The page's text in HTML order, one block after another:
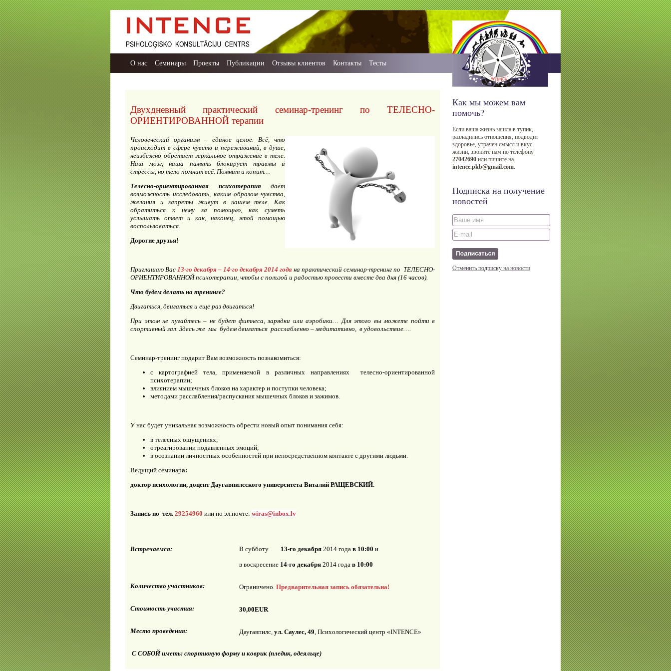
О нас Семинары Проекты Публикации Отзывы клиентов Контакты Тесты
Двухдневный практический семинар-тренинг по ТЕЛЕСНО-
ОРИЕНТИРОВАННОЙ терапии
Человеческий организм – единое целое. Всё, что
происходит в сфере чувств и переживаний, в душе,
неизбежно обретает зеркальное отражение в теле.
Наш мозг, наша память блокирует травмы и
стрессы, но тело помнит всё. Помнит и копит…
Телесно-ориентированная психотерапиядаёт
возможность исследовать, каким образом чувства,
желания и запреты живут в нашем теле. Как
обратиться к нему за помощью, как суметь
услышать ответ и как, наконец, этой помощью
воспользоваться.
Дорогие друзья!
Приглашаю Вас 13-го декабря – 14-го декабря 2014 года на практический семинар-тренинг по ТЕЛЕСНО-
ОРИЕНТИРОВАННОЙ психотерапии, чтобы с пользой и радостью провести вместе два дня (16 часов).
Что будем делать на тренинге?
Двигаться, двигаться и еще раз двигаться!
При этом не пугайтесь – не будет фитнеса, зарядки или аэробики… Для этого вы можете пойти в
спортивный зал. Здесь же мы будем двигаться расслабленно – медитативно, в удовольствие….
Семинар-тренинг подарит Вам возможность познакомиться:
с картографией тела, применяемой в различных направлениях телесно-ориентированной
психотерапии;
влиянием мышечных блоков на характер и поступки человека;
методами расслабления/распускания мышечных блоков и зажимов.
У нас будет уникальная возможность обрести новый опыт понимания себя:
в телесных ощущениях;
отреагировании подавленных эмоций;
в осознании личностных особенностей при непосредственном контакте с другими людьми.
Ведущий семинара:
доктор психологии, доцент Даугавпилсского университета Виталий РАЩЕВСКИЙ.
Запись по тел. 29254960 или по эл.почте: wiras@inbox.lv
Встречаемся: В субботу 13-го декабря 2014 года в 10:00 и
в воскресение 14-го декабря 2014 года в 10:00
Количество участников: Ограничено. Предварительная запись обязательна!
Стоимость участия: 30,00EUR
Место проведения: Даугавпилс, ул. Саулес, 49, Психологический центр «INTENCE»
С СОБОЙ иметь: спортивную форму и коврик (пледик, одеяльце)
Как мы можем вам
помочь?
Если ваша жизнь зашла в тупик,
разладились отношения, подводит
здоровье, утрачен смысл и вкус
жизни, звоните нам по телефону
27042690 или пишите на
intence.pkb@gmail.com.
Подписка на получение
новостей
Отменить подписку на новости